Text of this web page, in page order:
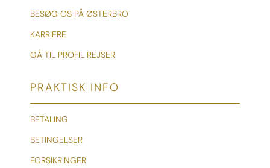
BESØG OS PÅ ØSTERBRO
KARRIERE
GÅ TIL PROFIL REJSER
PRAKTISK INFO
BETALING
BETINGELSER
FORSIKRINGER